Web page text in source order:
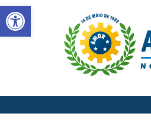
Abrir a barra de ferramentas
Skip
to
content